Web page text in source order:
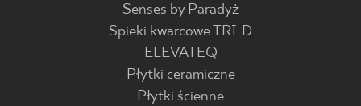
Senses by Paradyż
Spieki kwarcowe TRI-D
ELEVATEQ
Płytki ceramiczne
Płytki ścienne